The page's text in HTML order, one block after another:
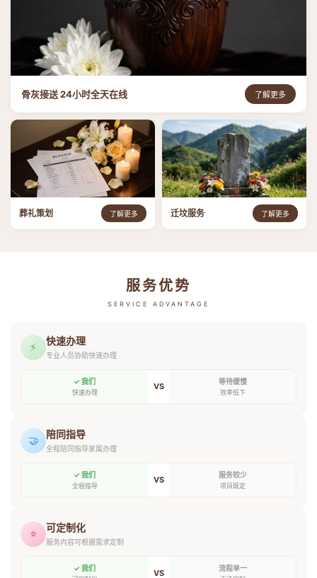
骨灰接送 24小时全天在线 了解更多
葬礼策划 了解更多 迁坟服务 了解更多
服务优势
SERVICE ADVANTAGE
⚡ 快速办理
专业人员协助快速办理
✓ 我们
快速办理
VS 等待缓慢
效率低下
🤝 陪同指导
全程陪同指导家属办理
✓ 我们
全程指导
VS 服务较少
项目既定
⭐ 可定制化
服务内容可根据需求定制
✓ 我们 VS 流程单一